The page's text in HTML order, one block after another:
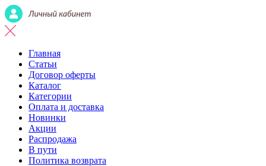
Главная
Статьи
Договор оферты
Каталог
Категории
Оплата и доставка
Новинки
Акции
Распродажа
В пути
Политика возврата